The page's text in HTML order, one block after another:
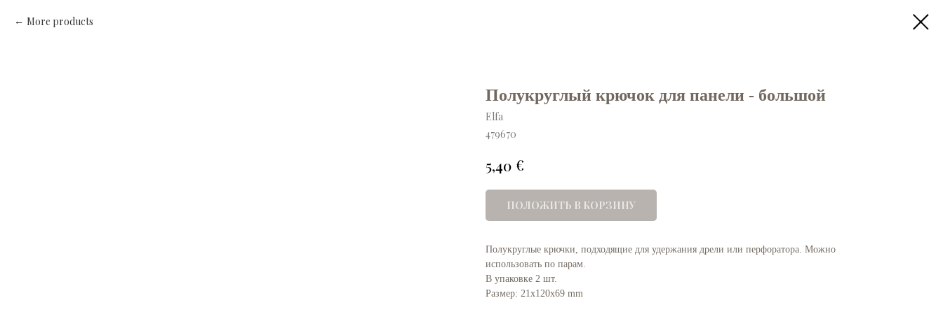
More products
Полукруглый крючок для панели - большой
Elfa
479670
5,40 €
ПОЛОЖИТЬ В КОРЗИНУ
Полукруглые крючки, подходящие для удержания дрели или перфоратора. Можно
использовать по парам.
В упаковке 2 шт.
Размер: 21x120x69 mm